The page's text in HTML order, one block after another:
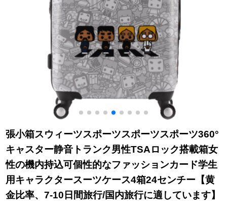
張小箱スウィーツスポーツスポーツスポーツ360°
キャスター静音トランク男性TSAロック搭載箱女
性の機内持込可個性的なファッションカード学生
用キャラクタースーツケース4箱24センチー【黄
金比率、7-10日間旅行/国内旅行に適しています】